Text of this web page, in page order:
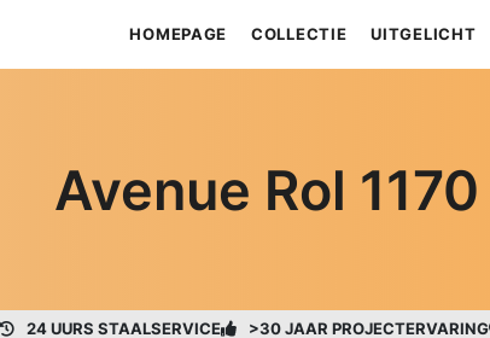
HOMEPAGE COLLECTIE UITGELICHT
Avenue Rol 1170
24 UURS STAALSERVICE >30 JAAR PROJECTERVARING